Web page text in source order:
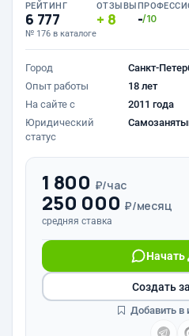
РЕЙТИНГ
6 777
№ 176 в каталоге
ОТЗЫВЫ
8 -/10
Город
Санкт-
Опыт работы
18 лет
На сайте с
2011 года
Юридический
статус
1 800 ₽/час
250 000 ₽/месяц
средняя ставка
Начать
Создать
Добавить в